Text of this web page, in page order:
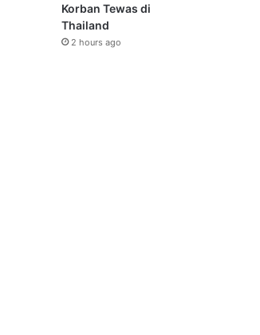
Korban Tewas di
Thailand
2 hours ago